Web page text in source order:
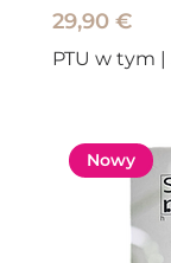
Cena
29,90 €
PTU w tym |
Nowy